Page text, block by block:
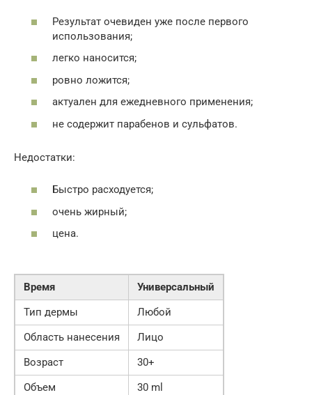
Результат очевиден уже после первого
использования;
легко наносится;
ровно ложится;
актуален для ежедневного применения;
не содержит парабенов и сульфатов.
Недостатки:
Быстро расходуется;
очень жирный;
цена.
Время
Универсальный
Тип дермы
Любой
Область нанесения
Лицо
Возраст
30+
Объем
30 ml